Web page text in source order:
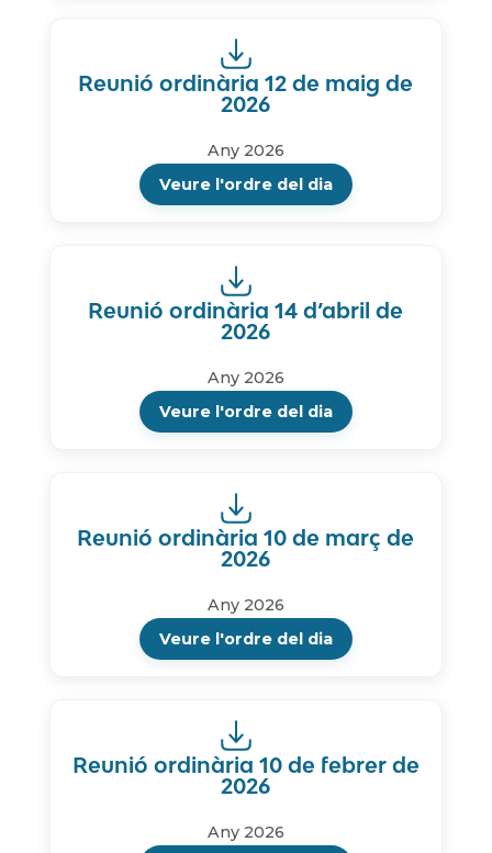
Reunió ordinària 12 de maig de
2026
Any 2026
Veure l'ordre del dia
Reunió ordinària 14 d’abril de
2026
Any 2026
Veure l'ordre del dia
Reunió ordinària 10 de març de
2026
Any 2026
Veure l'ordre del dia
Reunió ordinària 10 de febrer de
2026
Any 2026